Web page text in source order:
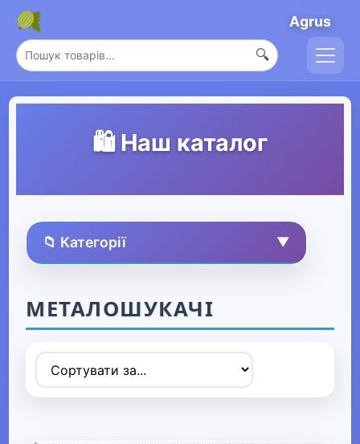
Agrus
🔍
🛍️ Наш каталог
📁 Категорії ▼
▼ Спорт та захоплення
▶
МЕТАЛОШУКАЧІ